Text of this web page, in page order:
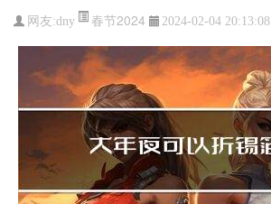
网友:dny 春节2024 2024-02-04 20:13:08